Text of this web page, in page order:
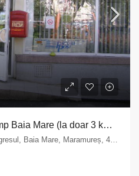
Închiriere spațiu de 195 mp Baia Mare (la doar 3 km de centru)